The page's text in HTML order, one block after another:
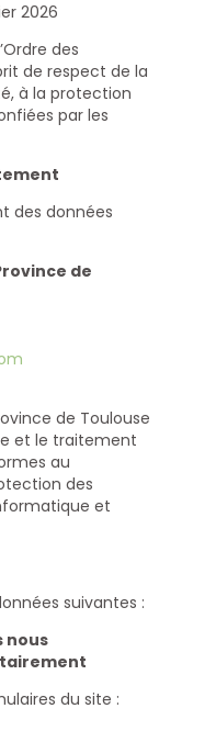
2026
des
de respect de la
à la protection
par les
des données
de
de Toulouse
et le traitement
au
des
et
suivantes :
nous
du site :